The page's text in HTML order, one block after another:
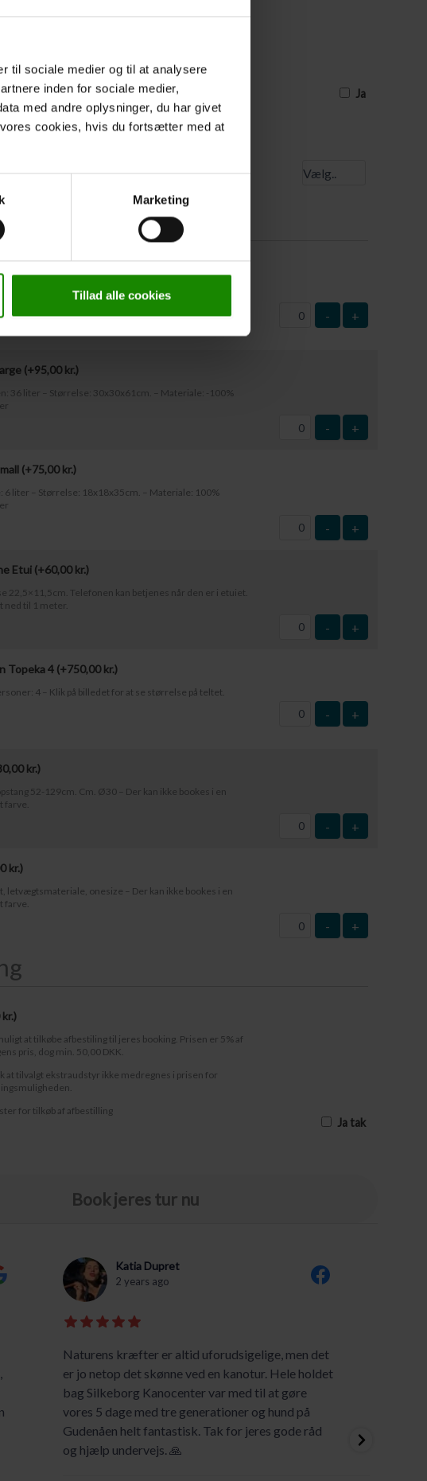
til sociale medier og til at analysere
inden for sociale medier,
med andre oplysninger, du har givet
cookies, hvis du fortsætter med at
Marketing
Tillad alle cookies
redningsveste, skal I sætte et kryds, og så skal
til os senest 3 dage før turens start
Ja
leje (+
60 liter – Mål: 63x37cm – Materiale: Plast
- +
(+95,00kr.)
36 liter – Størrelse: 30x30x61cm. – Materiale: -100%
- +
(+75,00kr.)
6 liter – Størrelse: 18x18x35cm. – Materiale: 100%
- +
Etui (+60,00kr.)
22,5×11,5cm. Telefonen kan betjenes når den er i etuiet.
ned til 1 meter.
- +
Topeka 4 (+750,00kr.)
4 – Klik på billedet for at se størrelse på teltet.
- +
kr.)
52-129cm. Cm. Ø30 – Der kan ikke bookes i en
farve.
- +
kr.)
letvægtsmateriale, onesize – Der kan ikke bookes i en
farve.
- +
)
at tilkøbe afbestiling til jeres booking. Prisen er 5% af
pris, dog min. 50,00 DKK.
at tilvalgt ekstraudstyr ikke medregnes i prisen for
for tilkøb af afbestilling
Ja tak
Book jeres tur nu
Katia Dupret
2 years ago
Naturens kræfter er altid uforudsigelige, men det
er jo netop det skønne ved en kanotur. Hele holdet
bag Silkeborg Kanocenter var med til at gøre
vores 5 dage med tre generationer og hund på
Gudenåen helt fantastisk. Tak for jeres gode råd
og hjælp undervejs. 🙏